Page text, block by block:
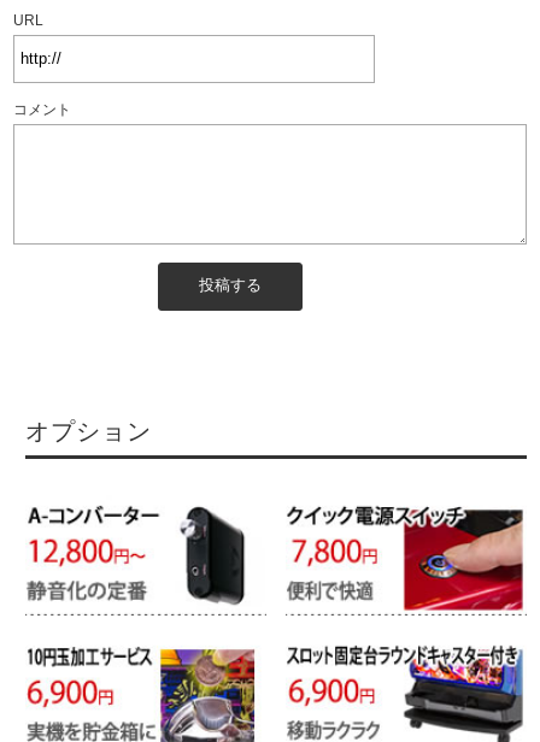
URL
コメント
オプション